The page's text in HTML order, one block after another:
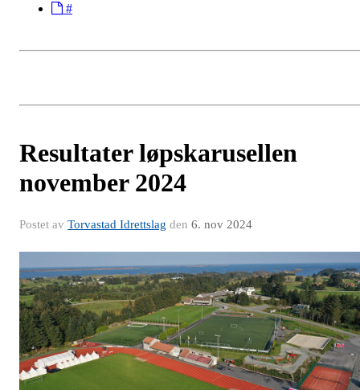
#
Resultater løpskarusellen
november 2024
Postet av Torvastad Idrettslag den 6. nov 2024